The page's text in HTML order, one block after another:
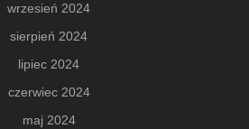
wrzesień 2024
sierpień 2024
lipiec 2024
czerwiec 2024
maj 2024